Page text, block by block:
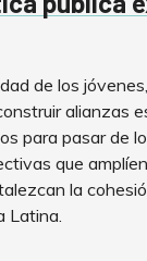
de los
alianzas
para pasar de
que amplíen
la
Latina.